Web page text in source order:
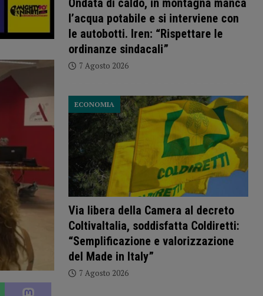
Ondata di caldo, in montagna manca
l’acqua potabile e si interviene con
le autobotti. Iren: “Rispettare le
ordinanze sindacali”
7 Agosto 2026
Via libera della Camera al decreto
ColtivaItalia, soddisfatta Coldiretti:
“Semplificazione e valorizzazione
del Made in Italy”
ECONOMIA
7 Agosto 2026